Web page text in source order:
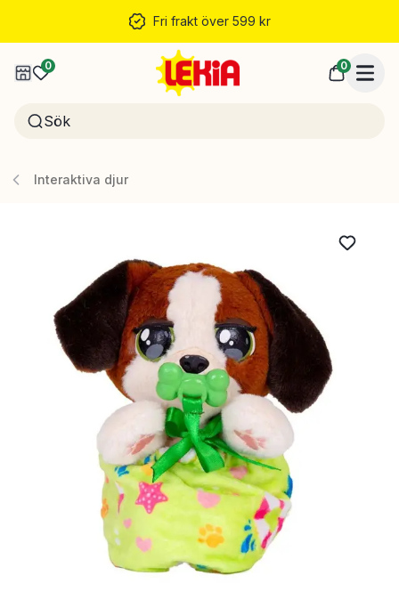
Fri frakt över 599 kr
0 0
Interaktiva djur